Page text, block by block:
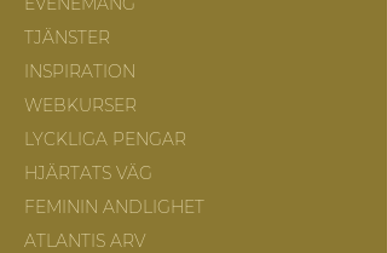
TJÄNSTER
INSPIRATION
WEBKURSER
LYCKLIGA PENGAR
HJÄRTATS VÄG
FEMININ ANDLIGHET
ATLANTIS ARV